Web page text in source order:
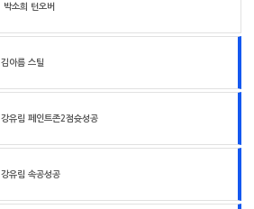
박소희 턴오버
김아름 스틸
강유림 페인트존2점슛성공
강유림 속공성공